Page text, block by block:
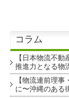
コラム
【日本物流不
推進力となる物
【物流連前理
に〜沖縄のある